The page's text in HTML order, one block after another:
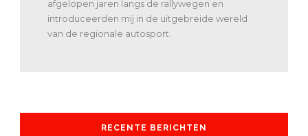
afgelopen jaren langs de rallywegen en
introduceerden mij in de uitgebreide wereld
van de regionale autosport.
RECENTE BERICHTEN